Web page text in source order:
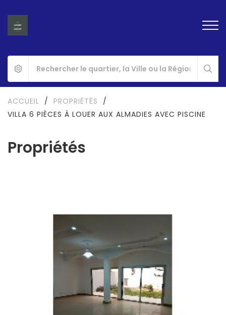
Propriétés
ACCUEIL / PROPRIÉTÉS
/
VILLA 6 PIÈCES À LOUER AUX ALMADIES AVEC PISCINE